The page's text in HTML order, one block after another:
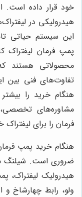
خود قرار داده
هیدرولیکی در
این سیستم حیاتی
پمپ فرمان لیفتراک
محصولاتی هستند
تفاوت‌های فنی بین
هنگام خرید را
مشاوره‌های
فرمان را برای
هنگام خرید پمپ
ضروری است. شیلنگ
هیدرولیک لیفتراک،
ولو، رابط چهارشاخ و